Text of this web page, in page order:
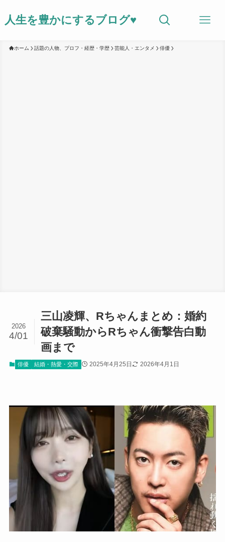
人生を豊かにするブログ♥
ホーム 話題の人物、プロフ・経歴・学歴 芸能人・エンタメ 俳優
三山凌輝、Rちゃんまとめ：婚約
破棄騒動からRちゃん衝撃告白動
画まで
2026
4/01
俳優 結婚・熱愛・交際 2025年4月25日 2026年4月1日